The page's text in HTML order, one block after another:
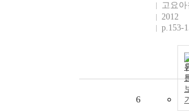
고요아
2012
p.153-
6